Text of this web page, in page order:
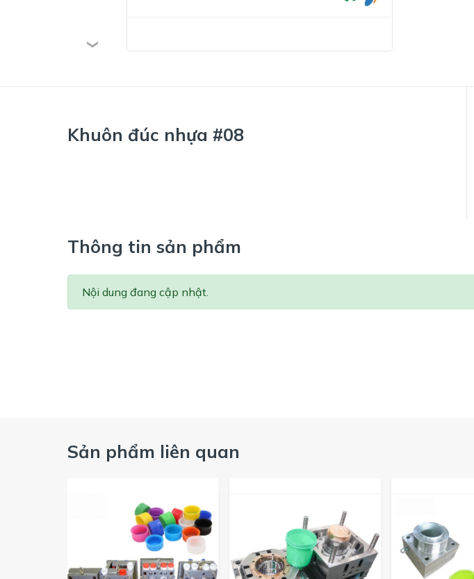
Khuôn đúc nhựa #08
Thông tin sản phẩm
Nội dung đang cập nhật.
Sản phẩm liên quan